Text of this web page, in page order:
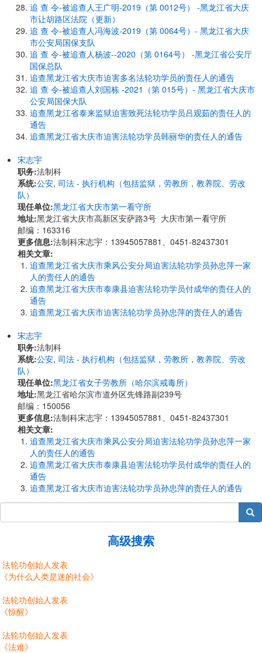
追 查 令-被追查人王广明-2019（第 0012号） -黑龙江省大庆
市让胡路区法院（更新）
追 查 令-被追查人冯海波-2019（第 0064号）- 黑龙江省大庆
市公安局国保支队
追 查 令-被追查人杨波--2020（第 0164号） -黑龙江省公安厅
国保总队
追查黑龙江省大庆市迫害多名法轮功学员的责任人的通告
追 查 令-被追查人刘国栋 -2021（第 015号）- 黑龙江省大庆市
公安局国保大队
追查黑龙江省泰来监狱迫害致死法轮功学员吕观茹的责任人的
通告
追查黑龙江省大庆市迫害法轮功学员韩丽华的责任人的通告
宋志宇
职务:法制科
系统:公安, 司法 - 执行机构（包括监狱，劳教所，教养院、劳改
队）
现任单位:黑龙江省大庆市第一看守所
地址:黑龙江省大庆市高新区安萨路3号 大庆市第一看守所
邮编：163316
更多信息:法制科宋志宇：13945057881、0451-82437301
相关文章:
追查黑龙江省大庆市乘风公安分局迫害法轮功学员孙忠萍一家
人的责任人的通告
追查黑龙江省大庆市泰康县迫害法轮功学员付成华的责任人的
通告
追查黑龙江省大庆市迫害法轮功学员孙忠萍的责任人的通告
宋志宇
职务:法制科
系统:公安, 司法 - 执行机构（包括监狱，劳教所，教养院、劳改
队）
现任单位:黑龙江省女子劳教所（哈尔滨戒毒所）
地址:黑龙江省哈尔滨市道外区先锋路副239号
邮编：150056
更多信息:法制科宋志宇：13945057881、0451-82437301
相关文章:
追查黑龙江省大庆市乘风公安分局迫害法轮功学员孙忠萍一家
人的责任人的通告
追查黑龙江省大庆市泰康县迫害法轮功学员付成华的责任人的
通告
追查黑龙江省大庆市迫害法轮功学员孙忠萍的责任人的通告
搜索
高级搜索
法轮功创始人发表
《为什么人类是迷的社会》
法轮功创始人发表
《惊醒》
法轮功创始人发表
《法难》